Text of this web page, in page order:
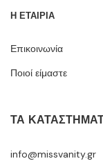
Η ΕΤΑΙΡΙΑ
Επικοινωνία
Ποιοί είμαστε
ΤΑ
info@missvanity.gr